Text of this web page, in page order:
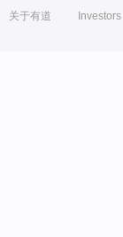
关于有道 Investors